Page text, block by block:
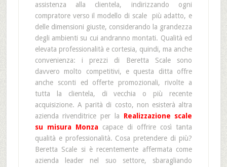
assistenza alla clientela, indirizzando ogni
compratore verso il modello di scale più adatto, e
delle dimensioni giuste, considerando la grandezza
degli ambienti su cui andranno montati. Qualità ed
elevata professionalità e cortesia, quindi, ma anche
convenienza: i prezzi di Beretta Scale sono
davvero molto competitivi, e questa ditta offre
anche sconti ed offerte promozionali, rivolte a
tutta la clientela, di vecchia o più recente
acquisizione. A parità di costo, non esisterà altra
azienda rivenditrice per la Realizzazione scale
su misura Monzacapace di offrire così tanta
qualità e professionalità. Cosa pretendere di più?
Beretta Scale si è recentemente affermata come
azienda leader nel suo settore, sbaragliando